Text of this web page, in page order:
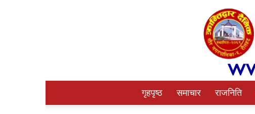
गृहपृष्ठ समाचार राजनिति